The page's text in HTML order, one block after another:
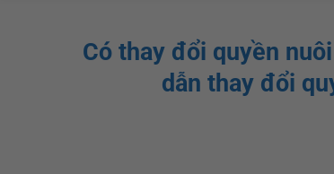
Có thay đổi quyền
dẫn thay đổi